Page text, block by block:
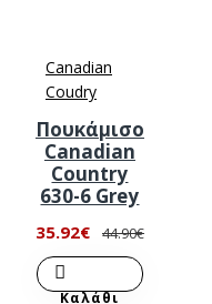
Canadian
Coudry
Πουκάμισο
Canadian
Country
630-6 Grey
35.92€ 44.90€
Καλάθι